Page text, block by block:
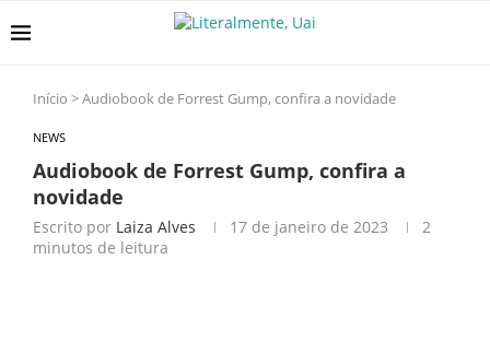
Início >Audiobook de Forrest Gump, confira a novidade
NEWS
Audiobook de Forrest Gump, confira a
novidade
Escrito por Laiza Alves 17 de janeiro de 2023
2
minutos de leitura